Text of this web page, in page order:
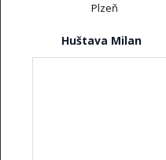
Plzeň
Huštava Milan